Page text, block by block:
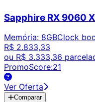
Sapphire RX 9060
Memória: 8GBClock
R$ 2.833,33
ou R$ 3.333,36
PromoScore:21
Ver Oferta
Comparar